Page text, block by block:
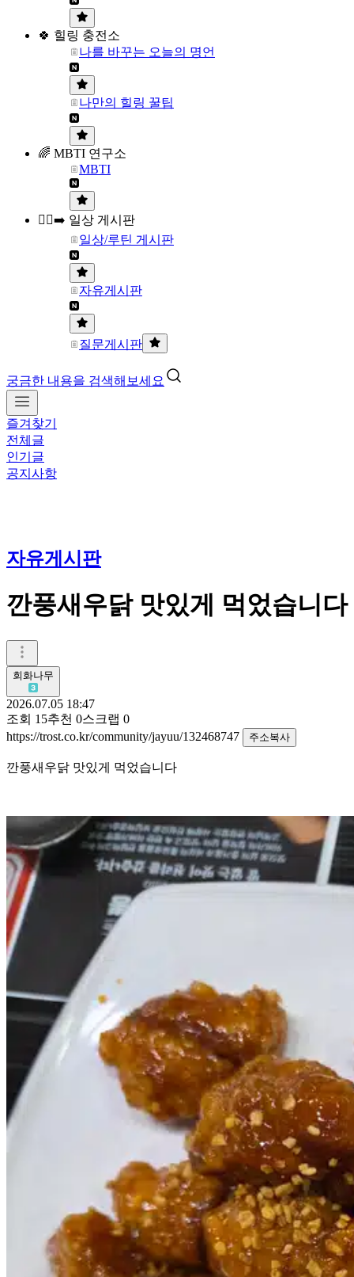
🍀 힐링 충전소
나를 바꾸는 오늘의 명언
나만의 힐링 꿀팁
🌈 MBTI 연구소
MBTI
🏃‍♀️‍➡️ 일상 게시판
일상/루틴 게시판
자유게시판
질문게시판
궁금한 내용을 검색해보세요
즐겨찾기
전체글
인기글
공지사항
자유게시판
깐풍새우닭 맛있게 먹었습니다
회화나무
2026.07.05 18:47
조회 15추천 0스크랩 0
https://trost.co.kr/community/jayuu/132468747
주소복사
깐풍새우닭 맛있게 먹었습니다